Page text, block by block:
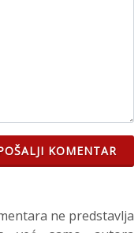
KOMENTAR
ne predstavlja